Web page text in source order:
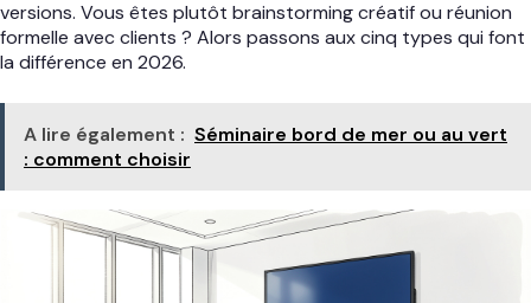
versions. Vous êtes plutôt brainstorming créatif ou réunion
formelle avec clients ? Alors passons aux cinq types qui font
la différence en 2026.
A lire également : Séminaire bord de mer ou au vert
: comment choisir